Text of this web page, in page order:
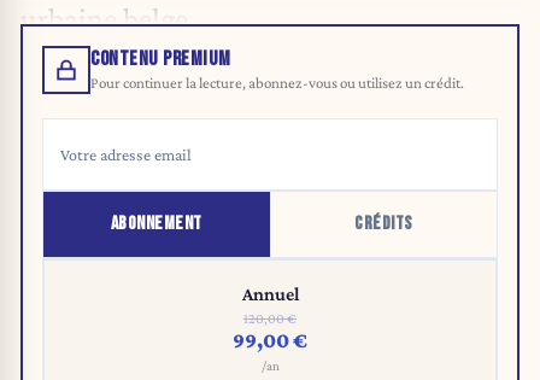
urbaine belge.
CONTENU PREMIUM
Pour continuer la lecture, abonnez-vous ou utilisez un crédit.
ABONNEMENT CRÉDITS
Annuel
120,00 €
99,00 €
/an